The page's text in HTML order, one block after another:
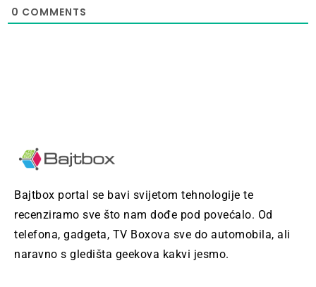
0 COMMENTS
Bajtbox portal se bavi svijetom tehnologije te
recenziramo sve što nam dođe pod povećalo. Od
telefona, gadgeta, TV Boxova sve do automobila, ali
naravno s gledišta geekova kakvi jesmo.